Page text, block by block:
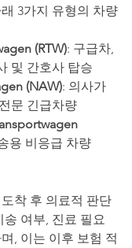
3가지 유형의 차량
(RTW): 구급차,
및 간호사 탑승
(NAW): 의사가
문 긴급차량
용 비응급 차량
착 후 의료적 판단
송 여부, 진료 필요
, 이는 이후 보험 적